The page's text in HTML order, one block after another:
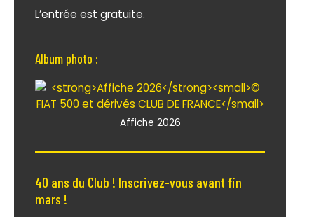
L’entrée est gratuite.
Album photo :
Affiche 2026
40 ans du Club ! Inscrivez-vous avant fin
mars !